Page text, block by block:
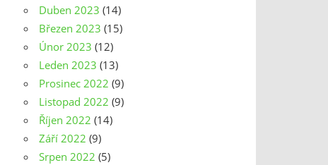
Duben 2023 (14)
Březen 2023 (15)
Únor 2023 (12)
Leden 2023 (13)
Prosinec 2022 (9)
Listopad 2022 (9)
Říjen 2022 (14)
Září 2022 (9)
Srpen 2022 (5)